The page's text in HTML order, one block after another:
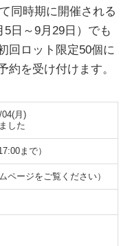
同時期に開催される
日～9月29日）でも
回ロット限定50個に
約を受け付けます。
月)
した
まで）
ページをご覧ください）